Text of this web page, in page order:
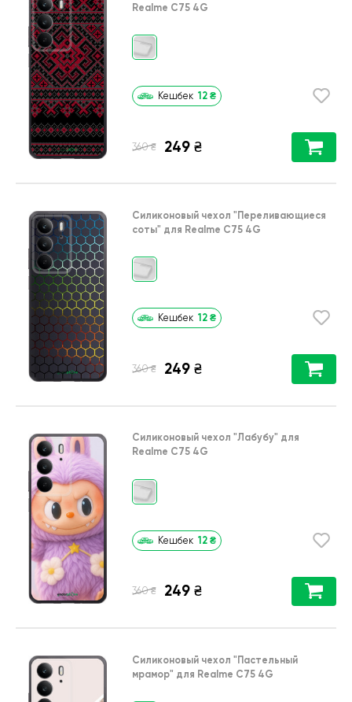
Realme C75 4G
Кешбек 12 ₴
360 ₴ 249 ₴
Силиконовый чехол "Переливающиеся
соты" для Realme C75 4G
Кешбек 12 ₴
360 ₴ 249 ₴
Силиконовый чехол "Лабубу" для
Realme C75 4G
Кешбек 12 ₴
360 ₴ 249 ₴
Силиконовый чехол "Пастельный
мрамор" для Realme C75 4G